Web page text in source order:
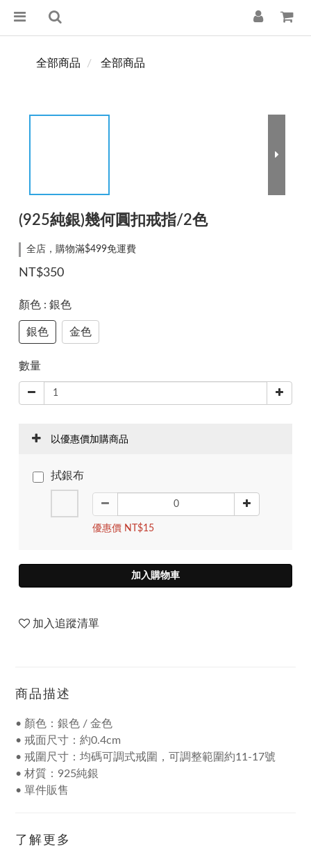
全部商品 全部商品
(925純銀)幾何圓扣戒指/2色
全店，購物滿$499免運費
NT$350
顏色 : 銀色
銀色 金色
數量
以優惠價加購商品
拭銀布
優惠價 NT$15
加入購物車
加入追蹤清單
商品描述
• 顏色：銀色 / 金色
• 戒面尺寸：約0.4cm
• 戒圍尺寸：均碼可調式戒圍，可調整範圍約11-17號
• 材質：925純銀
• 單件販售
了解更多